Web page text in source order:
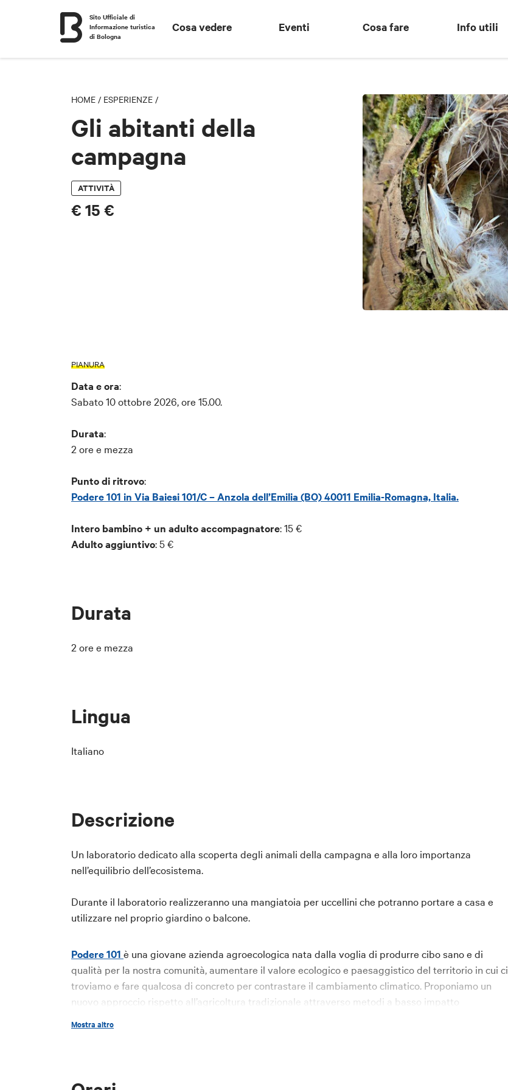
Sito Ufficiale di
Informazione turistica
di Bologna
Cosa vedere Eventi Cosa fare Info utili
HOME / ESPERIENZE /
Gli abitanti della
campagna
ATTIVITÀ
€ 15 €
PIANURA
Data e ora:
Sabato 10 ottobre 2026, ore 15.00.
Durata:
2 ore e mezza
Punto di ritrovo:
Podere 101 in Via Baiesi 101/C – Anzola dell’Emilia (BO) 40011 Emilia-Romagna, Italia.
Intero bambino + un adulto accompagnatore: 15 €
Adulto aggiuntivo: 5 €
Durata
2 ore e mezza
Lingua
Italiano
Descrizione
Un laboratorio dedicato alla scoperta degli animali della campagna e alla loro importanza
nell’equilibrio dell’ecosistema.
Durante il laboratorio realizzeranno una mangiatoia per uccellini che potranno portare a casa e
utilizzare nel proprio giardino o balcone.
Podere 101 è una giovane azienda agroecologica nata dalla voglia di produrre cibo sano e di
qualità per la nostra comunità, aumentare il valore ecologico e paesaggistico del territorio in cui ci
troviamo e fare qualcosa di concreto per contrastare il cambiamento climatico. Proponiamo un
nuovo approccio rispetto all’agricoltura tradizionale attraverso metodi a basso impatto
operiamo, veniamo ricambiati con prodotti di altissima qualità disponibili per i nostri clienti a km
Prezzi
Mostra altro